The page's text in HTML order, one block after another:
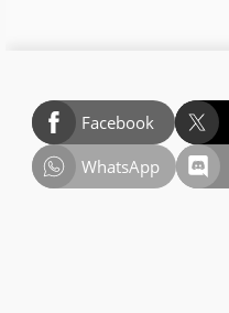
Facebook
WhatsApp